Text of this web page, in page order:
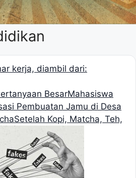
BesarMahasiswa
Pembuatan Jamu di Desa
Setelah Kopi, Matcha, Teh,